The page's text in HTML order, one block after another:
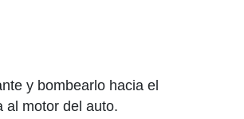
y bombearlo hacia el
al motor del auto.